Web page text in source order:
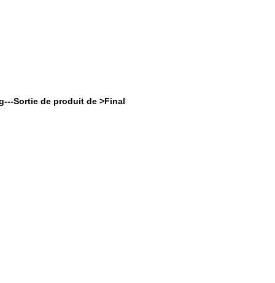
Sortie de produit de >Final